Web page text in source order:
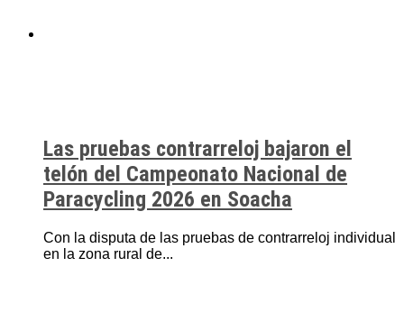
Las pruebas contrarreloj bajaron el
telón del Campeonato Nacional de
Paracycling 2026 en Soacha
Con la disputa de las pruebas de contrarreloj individual
en la zona rural de...